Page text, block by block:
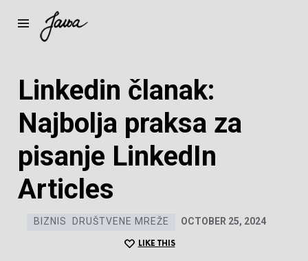
Janja
Linkedin članak:
Najbolja praksa za
pisanje LinkedIn
Articles
BIZNIS DRUŠTVENE MREŽE OCTOBER 25, 2024
LIKE THIS